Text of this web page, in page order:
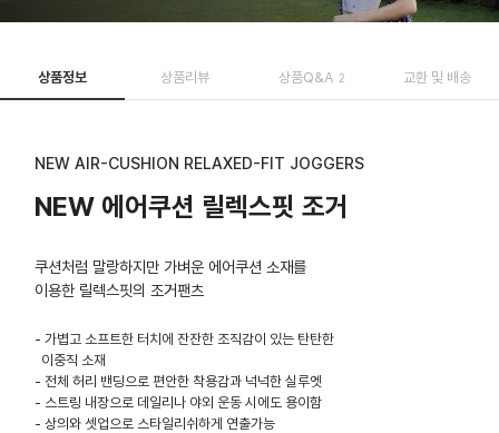
상품정보 상품리뷰 상품Q&A 2 교환 및 배송
NEW AIR-CUSHION RELAXED-FIT JOGGERS
NEW 에어쿠션 릴렉스핏 조거
쿠션처럼 말랑하지만 가벼운 에어쿠션 소재를
이용한 릴렉스핏의 조거팬츠
- 가볍고 소프트한 터치에 잔잔한 조직감이 있는 탄탄한
이중직 소재
- 전체 허리 밴딩으로 편안한 착용감과 넉넉한 실루엣
- 스트링 내장으로 데일리나 야외 운동 시에도 용이함
- 상의와 셋업으로 스타일리쉬하게 연출가능